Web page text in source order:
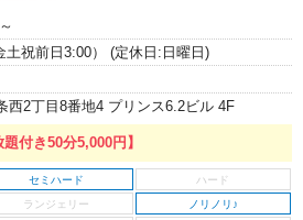
土祝前日3:00） (定休日:日曜日)
西2丁目8番地4 プリンス6.2ビル 4F
付き50分5,000円】
セミハード
ノリノリ♪